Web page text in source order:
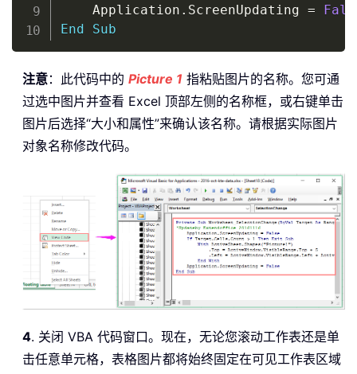
    Application
. ScreenUpdating =
End
Sub
注意：此代码中的 Picture 1 指粘贴图片的名称。您可通
过选中图片并查看 Excel 顶部左侧的名称框，或右键单击
图片后选择“大小和属性”来确认该名称。请根据实际图片
对象名称修改代码。
4. 关闭 VBA 代码窗口。现在，无论您滚动工作表还是单
击任意单元格，表格图片都将始终固定在可见工作表区域